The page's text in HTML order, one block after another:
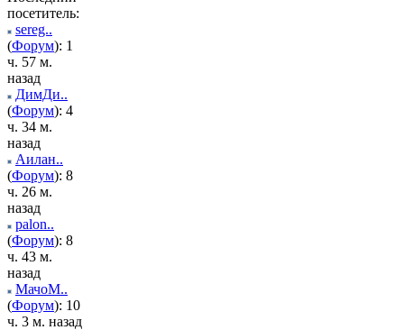
посетитель:
sereg..
(Форум): 1
ч. 57 м.
назад
ДимДи..
(Форум): 4
ч. 34 м.
назад
Аилан..
(Форум): 8
ч. 26 м.
назад
palon..
(Форум): 8
ч. 43 м.
назад
МачоМ..
(Форум): 10
ч. 3 м. назад